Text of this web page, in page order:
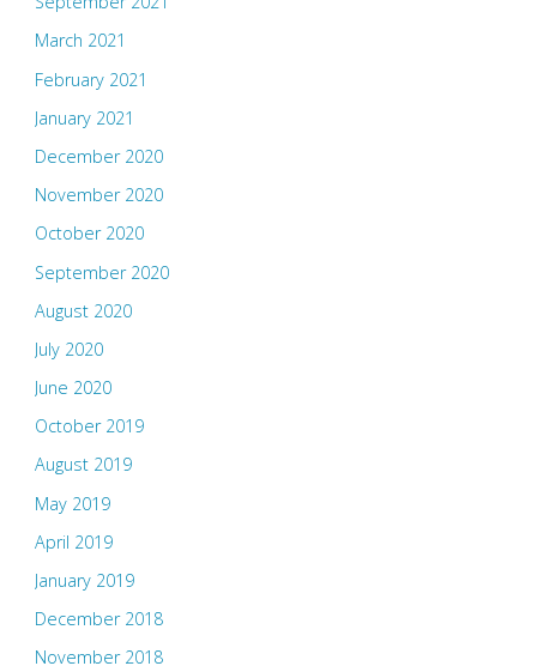
March 2021
February 2021
January 2021
December 2020
November 2020
October 2020
September 2020
August 2020
July 2020
June 2020
October 2019
August 2019
May 2019
April 2019
January 2019
December 2018
November 2018